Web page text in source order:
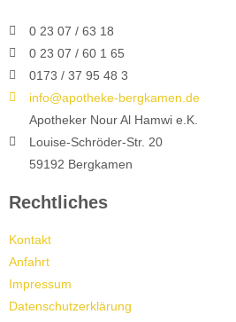
0 23 07 / 63 18
0 23 07 / 60 1 65
0173 / 37 95 48 3
info@apotheke-bergkamen.de
Apotheker Nour Al Hamwi e.K.
Louise-Schröder-Str. 20
59192 Bergkamen
Rechtliches
Kontakt
Anfahrt
Impressum
Datenschutzerklärung